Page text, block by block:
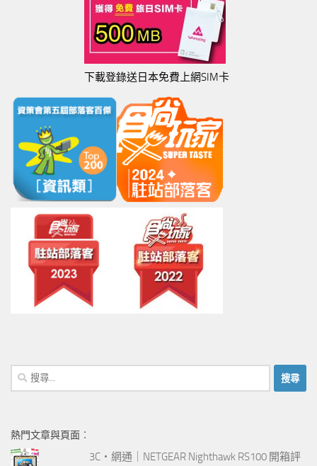
下載登錄送日本免費上網SIM卡
搜
尋
字:
熱門文章與頁面︰
3C‧網通｜NETGEAR Nighthawk RS100 開箱評